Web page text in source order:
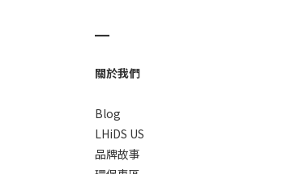
關於我們
Blog
LHiDS US
品牌故事